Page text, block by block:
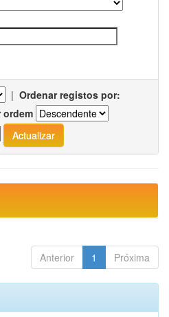
| Ordenar registos por:
ordem
Anterior 1 Próxima